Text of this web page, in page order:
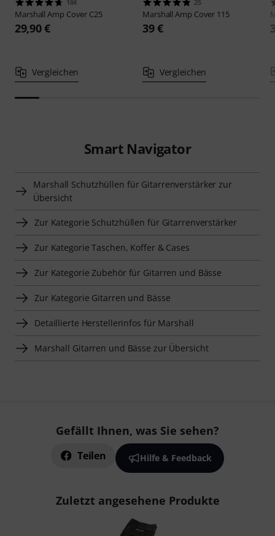
184
MarshallAmp Cover C25
29,90 €
Vergleichen
25
MarshallAmp Cover 115
39 €
Vergleichen
Smart Navigator
Marshall Schutzhüllen für Gitarrenverstärker zur
Übersicht
Zur Kategorie Schutzhüllen für Gitarrenverstärker
Zur Kategorie Taschen, Koffer & Cases
Zur Kategorie Zubehör für Gitarren und Bässe
Zur Kategorie Gitarren und Bässe
Detaillierte Herstellerinfos für Marshall
Marshall Gitarren und Bässe zur Übersicht
Gefällt Ihnen, was Sie sehen?
Teilen Hilfe & Feedback
Zuletzt angesehene Produkte